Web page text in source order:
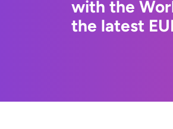
with the
the latest